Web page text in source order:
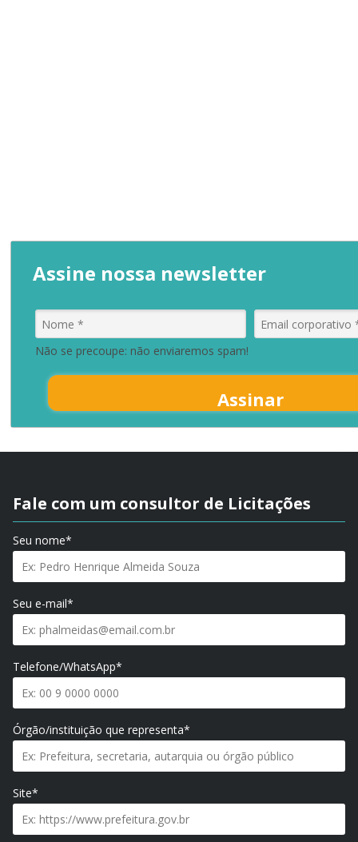
Assine nossa newsletter
Não se precoupe: não enviaremos spam!
Assinar
Fale com um consultor de Licitações
Seu nome*
Seu e-mail*
Telefone/WhatsApp*
Órgão/instituição que representa*
Site*